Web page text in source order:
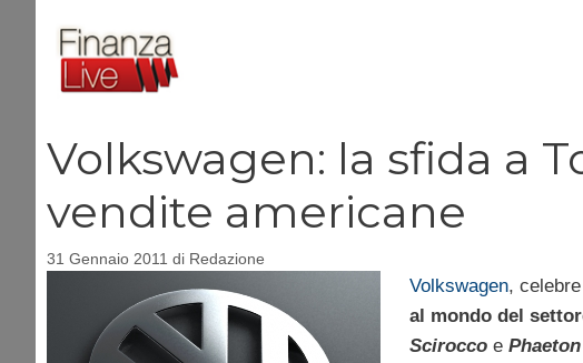
contenuto
Volkswagen: la sfida a
vendite americane
31 Gennaio 2011 di Redazione
Volkswagen,
al mondo del
Scirocco ePhaeton